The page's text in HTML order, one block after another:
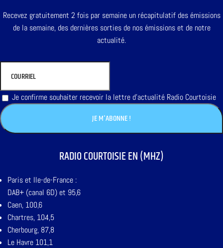
Recevez gratuitement 2 fois par semaine un récapitulatif des émissions
de la semaine, des dernières sorties de nos émissions et de notre
actualité.
Je confirme souhaiter recevoir la lettre d'actualité Radio Courtoisie
RADIO COURTOISIE EN (MHZ)
Paris et Ile-de-France :
DAB+ (canal 6D) et 95,6
Caen, 100,6
Chartres, 104,5
Cherbourg, 87,8
Le Havre 101,1